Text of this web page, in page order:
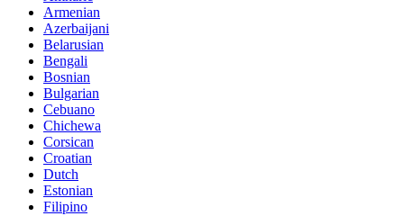
Armenian
Azerbaijani
Belarusian
Bengali
Bosnian
Bulgarian
Cebuano
Chichewa
Corsican
Croatian
Dutch
Estonian
Filipino